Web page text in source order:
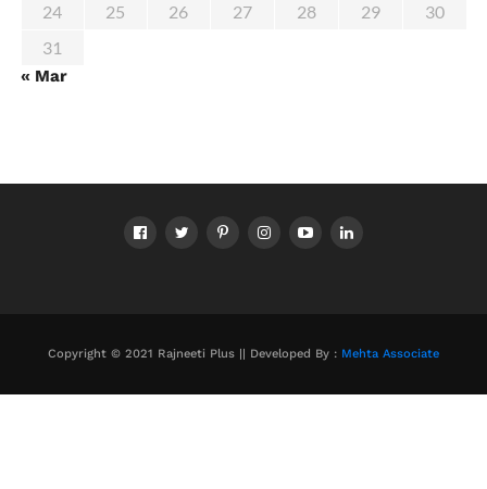
24
25 26 27 28 29
30
31
« Mar
Copyright © 2021 Rajneeti Plus || Developed By : Mehta Associate